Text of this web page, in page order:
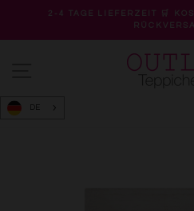
Inhalt
2-4 TAGE LIEFERZEIT 🛒